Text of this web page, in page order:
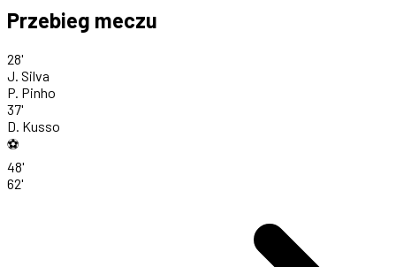
Przebieg meczu
28'
J. Silva
P. Pinho
37'
D. Kusso
⚽
48'
62'